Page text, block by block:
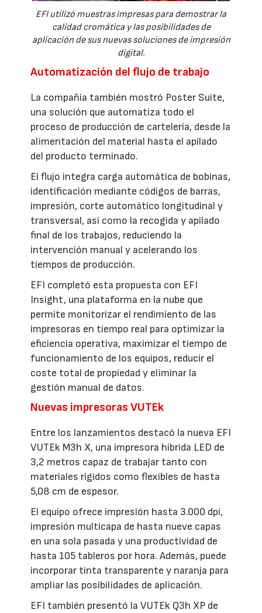
EFI utilizó muestras impresas para demostrar la
calidad cromática y las posibilidades de
aplicación de sus nuevas soluciones de impresión
digital.
Automatización del flujo de trabajo
La compañía también mostró Poster Suite,
una solución que automatiza todo el
proceso de producción de cartelería, desde la
alimentación del material hasta el apilado
del producto terminado.
El flujo integra carga automática de bobinas,
identificación mediante códigos de barras,
impresión, corte automático longitudinal y
transversal, así como la recogida y apilado
final de los trabajos, reduciendo la
intervención manual y acelerando los
tiempos de producción.
EFI completó esta propuesta con EFI
Insight, una plataforma en la nube que
permite monitorizar el rendimiento de las
impresoras en tiempo real para optimizar la
eficiencia operativa, maximizar el tiempo de
funcionamiento de los equipos, reducir el
coste total de propiedad y eliminar la
gestión manual de datos.
Nuevas impresoras VUTEk
Entre los lanzamientos destacó la nueva EFI
VUTEk M3h X, una impresora híbrida LED de
3,2 metros capaz de trabajar tanto con
materiales rígidos como flexibles de hasta
5,08 cm de espesor.
El equipo ofrece impresión hasta 3.000 dpi,
impresión multicapa de hasta nueve capas
en una sola pasada y una productividad de
hasta 105 tableros por hora. Además, puede
incorporar tinta transparente y naranja para
ampliar las posibilidades de aplicación.
EFI también presentó la VUTEk Q3h XP de